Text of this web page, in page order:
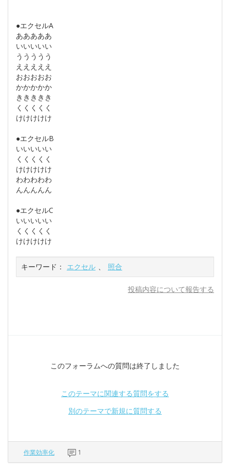
●エクセルA
あああああ
いいいいい
ううううう
えええええ
おおおおお
かかかかか
ききききき
くくくくく
けけけけけ
●エクセルB
いいいいい
くくくくく
けけけけけ
わわわわわ
んんんんん
●エクセルC
いいいいい
くくくくく
けけけけけ
キーワード： エクセル 、 照合
投稿内容について報告する
このフォーラムへの質問は終了しました
このテーマに関連する質問をする
別のテーマで新規に質問する
作業効率化 1